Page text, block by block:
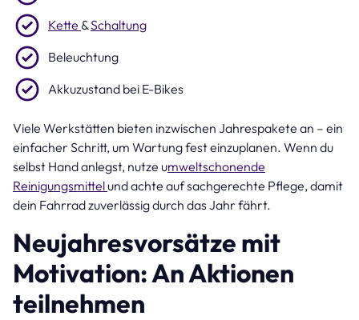
Kette &Schaltung
Beleuchtung
Akkuzustand bei E-Bikes
Viele Werkstätten bieten inzwischen Jahrespakete an – ein
einfacher Schritt, um Wartung fest einzuplanen. Wenn du
selbst Hand anlegst, nutze umweltschonende
Reinigungsmittel und achte auf sachgerechte Pflege, damit
dein Fahrrad zuverlässig durch das Jahr fährt.
Neujahresvorsätze mit
Motivation: An Aktionen
teilnehmen